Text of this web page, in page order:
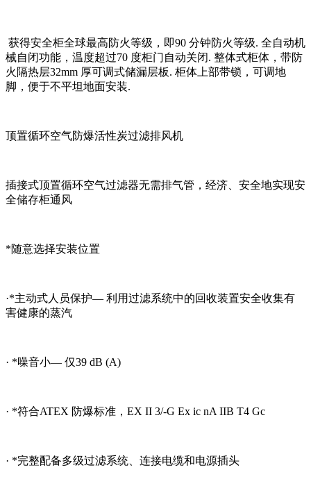
获得安全柜全球最高防火等级，即90 分钟防火等级. 全自动机
械自闭功能，温度超过70 度柜门自动关闭. 整体式柜体，带防
火隔热层32mm 厚可调式储漏层板. 柜体上部带锁，可调地
脚，便于不平坦地面安装.
顶置循环空气防爆活性炭过滤排风机
插接式顶置循环空气过滤器无需排气管，经济、安全地实现安
全储存柜通风
*随意选择安装位置
·*主动式人员保护— 利用过滤系统中的回收装置安全收集有
害健康的蒸汽
· *噪音小— 仅39 dB (A)
· *符合ATEX 防爆标准，EX II 3/-G Ex ic nA IIB T4 Gc
· *完整配备多级过滤系统、连接电缆和电源插头